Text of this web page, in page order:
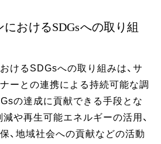
おけるSDGsへの取り組
けるSDGsへの取り組みは、サ
ーとの連携による持続可能な調
の達成に貢献できる手段とな
減や再生可能エネルギーの活用、
、地域社会への貢献などの活動